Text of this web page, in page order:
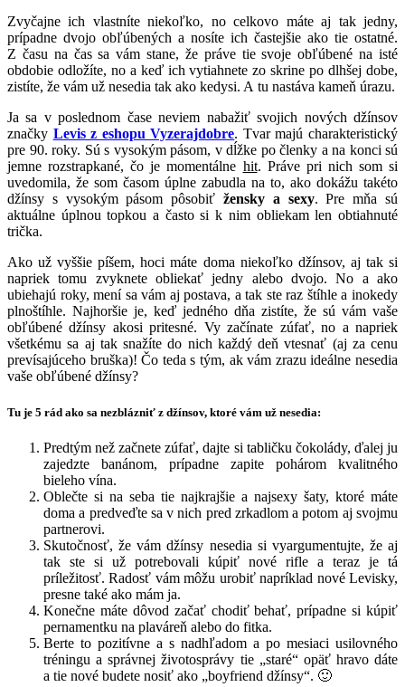
Zvyčajne ich vlastníte niekoľko, no celkovo máte aj tak jedny,
prípadne dvojo obľúbených a nosíte ich častejšie ako tie ostatné.
Z času na čas sa vám stane, že práve tie svoje obľúbené na isté
obdobie odložíte, no a keď ich vytiahnete zo skrine po dlhšej dobe,
zistíte, že vám už nesedia tak ako kedysi. A tu nastáva kameň úrazu.
Ja sa v poslednom čase neviem nabažiť svojich nových džínsov
značky Levis z eshopu Vyzerajdobre. Tvar majú charakteristický
pre 90. roky. Sú s vysokým pásom, v dĺžke po členky a na konci sú
jemne rozstrapkané, čo je momentálne hit. Práve pri nich som si
uvedomila, že som časom úplne zabudla na to, ako dokážu takéto
džínsy s vysokým pásom pôsobiť žensky a sexy. Pre mňa sú
aktuálne úplnou topkou a často si k nim obliekam len obtiahnuté
trička.
Ako už vyššie píšem, hoci máte doma niekoľko džínsov, aj tak si
napriek tomu zvyknete obliekať jedny alebo dvojo. No a ako
ubiehajú roky, mení sa vám aj postava, a tak ste raz štíhle a inokedy
plnoštíhle. Najhoršie je, keď jedného dňa zistíte, že sú vám vaše
obľúbené džínsy akosi pritesné. Vy začínate zúfať, no a napriek
všetkému sa aj tak snažíte do nich každý deň vtesnať (aj za cenu
prevísajúceho bruška)! Čo teda s tým, ak vám zrazu ideálne nesedia
vaše obľúbené džínsy?
Tu je 5 rád ako sa nezblázniť z džínsov, ktoré vám už nesedia:
Predtým než začnete zúfať, dajte si tabličku čokolády, ďalej ju
zajedzte banánom, prípadne zapite pohárom kvalitného
bieleho vína.
Oblečte si na seba tie najkrajšie a najsexy šaty, ktoré máte
doma a predveďte sa v nich pred zrkadlom a potom aj svojmu
partnerovi.
Skutočnosť, že vám džínsy nesedia si vyargumentujte, že aj
tak ste si už potrebovali kúpiť nové rifle a teraz je tá
príležitosť. Radosť vám môžu urobiť napríklad nové Levisky,
presne také ako mám ja.
Konečne máte dôvod začať chodiť behať, prípadne si kúpiť
pernamentku na plaváreň alebo do fitka.
Berte to pozitívne a s nadhľadom a po mesiaci usilovného
tréningu a správnej životosprávy tie „staré“ opäť hravo dáte
a tie nové budete nosiť ako „boyfriend džínsy“. 🙂